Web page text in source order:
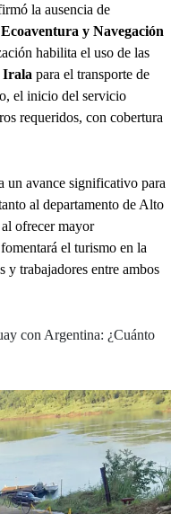
la ausencia de
y Navegación
habilita el uso de las
Irala para el transporte de
el inicio del servicio
requeridos, con cobertura
un avance significativo para
al departamento de Alto
ofrecer mayor
el turismo en la
y trabajadores entre ambos
con Argentina: ¿Cuánto